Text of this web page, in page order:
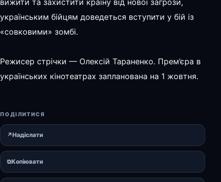
українським бійцям доведеться вступити у бій із
«совковими» зомбі.
Режисер стрічки — Олексій Тараненко. Прем’єра в
українських кінотеатрах запланована на 1 жовтня.
ПОДІЛИТИСЯ
↗Надіслати
⧉Копіювати